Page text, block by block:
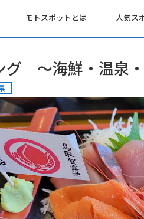
モトスポットとは 人気ス
グ ～海鮮・温泉